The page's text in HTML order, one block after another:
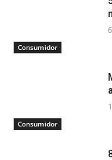
Consumidor
Consumidor